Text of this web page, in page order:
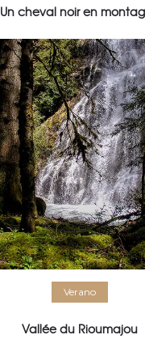
Un cheval noir en
Verano
Vallée du Rioumajou